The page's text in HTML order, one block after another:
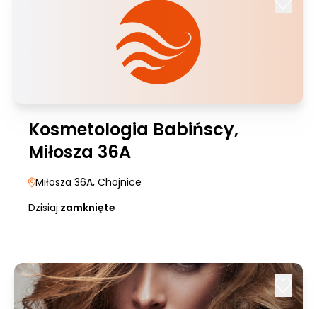
Kosmetologia Babińscy,
Miłosza 36A
Miłosza 36A, Chojnice
Dzisiaj:zamknięte